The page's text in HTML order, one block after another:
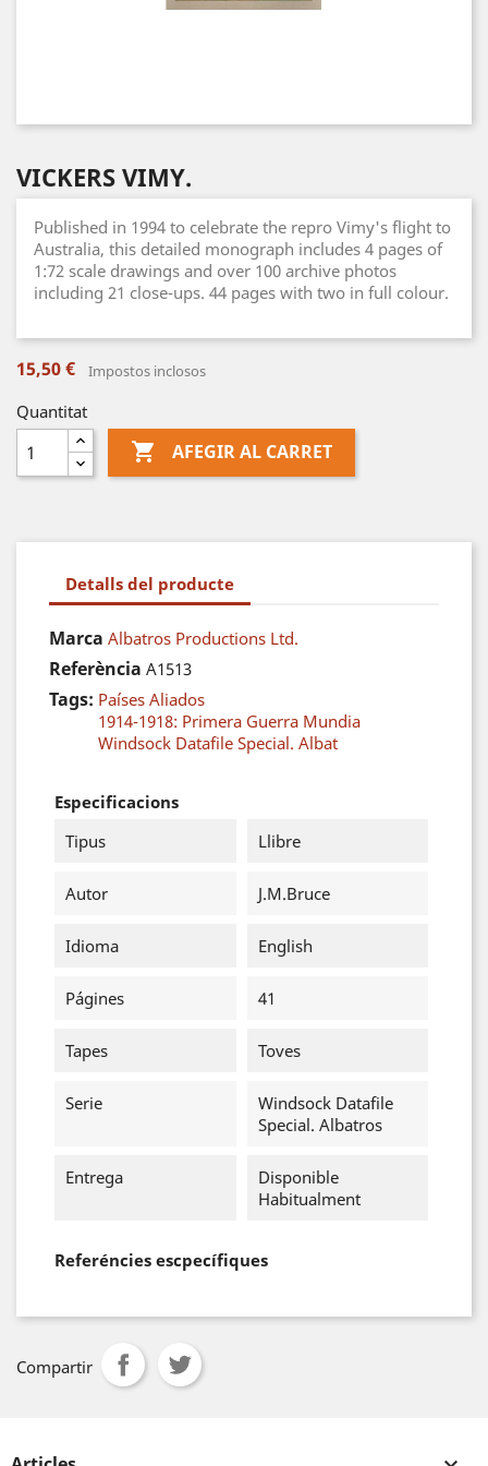
VICKERS VIMY.
Published in 1994 to celebrate the repro Vimy's flight to
Australia, this detailed monograph includes 4 pages of
1:72 scale drawings and over 100 archive photos
including 21 close-ups. 44 pages with two in full colour.
15,50 € Impostos inclosos
Quantitat
 AFEGIR AL CARRET
Detalls del producte
Marca Albatros Productions Ltd.
Referència A1513
Tags: Países Aliados
1914-1918: Primera Guerra Mundia
Windsock Datafile Special. Albat
Especificacions
Tipus
Llibre
Autor J.M.Bruce
Idioma English
Págines 41
Tapes Toves
Serie
Windsock Datafile
Special. Albatros
Entrega
Disponible
Habitualment
Referéncies escpecífiques
Compartir